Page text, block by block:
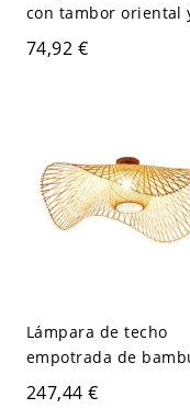
con tambor oriental
pantalla de tela,
120V, 16"
74,92 €
Lámpara de techo
empotrada de
1 luz, accesorio de
lámpara de techo
247,44 €